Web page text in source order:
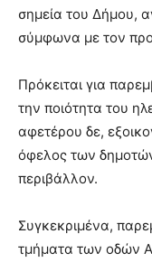
σημεία του Δήμου,
σύμφωνα με τον
Πρόκειται για
την ποιότητα του
αφετέρου δε,
όφελος των
περιβάλλον.
Συγκεκριμένα,
τμήματα των οδών